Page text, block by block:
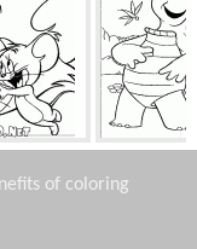
توم فيرن
of coloring